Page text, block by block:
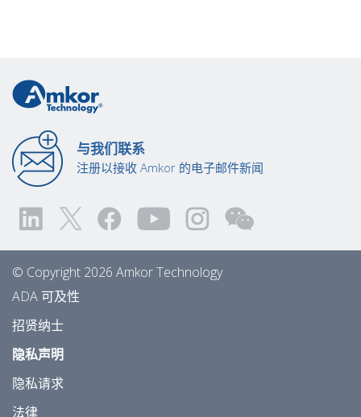
与我们联系
注册以接收 Amkor 的电子邮件新闻
© Copyright 2026 Amkor Technology
ADA 可及性
招贤纳士
隐私声明
隐私请求
法律